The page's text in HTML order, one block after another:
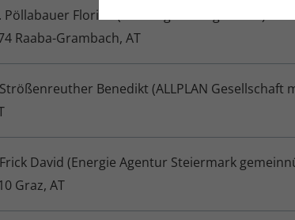
Pöllabauer Florian (VTU Engineering GmbH)
Raaba-Grambach, AT
Benedikt (ALLPLAN Gesellschaft
David (Energie Agentur Steiermark
Graz, AT